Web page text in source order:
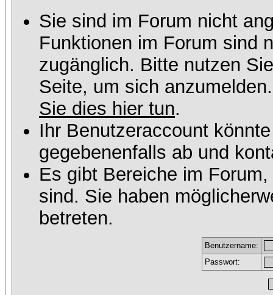
Sie sind im Forum nicht
Funktionen im Forum sind
zugänglich. Bitte nutzen
Seite, um sich
Sie dies hier tun.
Ihr Benutzeraccount
gegebenenfalls ab und
Es gibt Bereiche im
sind. Sie haben
betreten.
Benutzername:
Passwort: